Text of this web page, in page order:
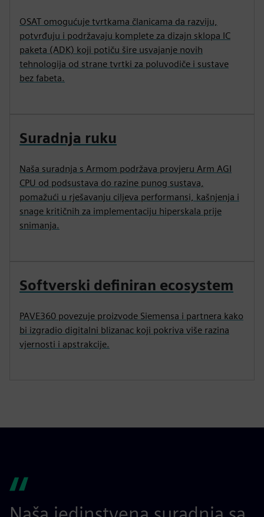
OSAT omogućuje tvrtkama članicama da razviju,
potvrđuju i podržavaju komplete za dizajn sklopa IC
paketa (ADK) koji potiču šire usvajanje novih
tehnologija od strane tvrtki za poluvodiče i sustave
bez fabeta.
Suradnja ruku
Naša suradnja s Armom podržava provjeru Arm AGI
CPU od podsustava do razine punog sustava,
pomažući u rješavanju ciljeva performansi, kašnjenja i
snage kritičnih za implementaciju hiperskala prije
snimanja.
Softverski definiran ecosystem
PAVE360 povezuje proizvode Siemensa i partnera kako
bi izgradio digitalni blizanac koji pokriva više razina
vjernosti i apstrakcije.